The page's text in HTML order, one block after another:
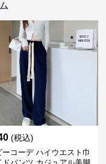
(税込)
ーコーデ ハイウエスト巾